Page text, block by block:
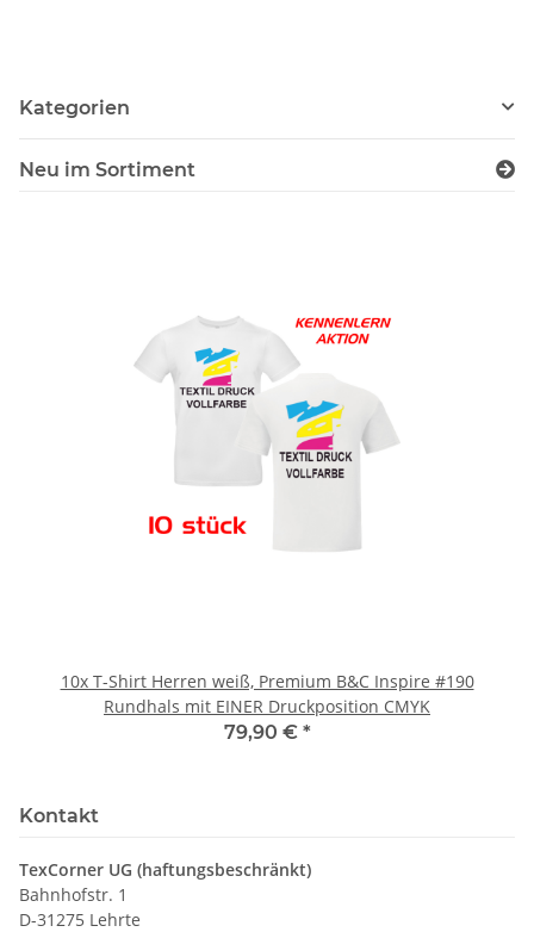
Kategorien
Neu im Sortiment
10x T-Shirt Herren weiß, Premium B&C Inspire #190
Rundhals mit EINER Druckposition CMYK
79,90 € *
Kontakt
TexCorner UG (haftungsbeschränkt)
Bahnhofstr. 1
D-31275 Lehrte